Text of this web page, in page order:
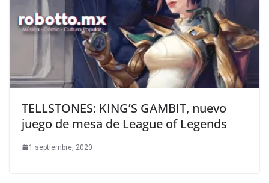
TELLSTONES: KING’S GAMBIT, nuevo
juego de mesa de League of Legends
1 septiembre, 2020